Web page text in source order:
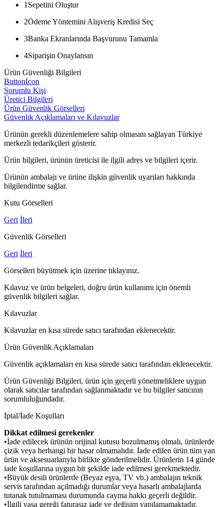
1 Sepetini Oluştur
2Ödeme Yöntemini Alışveriş Kredisi Seç
3Banka Ekranlarında Başvurunu Tamamla
4Siparişin Onaylansın
Ürün Güvenliği Bilgileri
ButtonIcon
Sorumlu Kişi
Üretici Bilgileri
Ürün Güvenlik Görselleri
Güvenlik Açıklamaları ve Kılavuzlar
Ürünün gerekli düzenlemelere sahip olmasını sağlayan Türkiye
merkezli tedarikçileri gösterir.
Ürün bilgileri, ürünün üreticisi ile ilgili adres ve bilgileri içerir.
Ürünün ambalajı ve ürüne ilişkin güvenlik uyarıları hakkında
bilgilendirme sağlar.
Kutu Görselleri
Geri İleri
Güvenlik Görselleri
Geri İleri
Görselleri büyütmek için üzerine tıklayınız.
Kılavuz ve ürün belgeleri, doğru ürün kullanımı için önemli
güvenlik bilgileri sağlar.
Kılavuzlar
Kılavuzlar en kısa sürede satıcı tarafından eklenecektir.
Ürün Güvenlik Açıklamaları
Güvenlik açıklamaları en kısa sürede satıcı tarafından eklenecektir.
Ürün Güvenliği Bilgileri, ürün için geçerli yönetmeliklere uygun
olarak satıcılar tarafından sağlanmaktadır ve bu bilgiler satıcının
sorumluluğundadır.
İptal/İade Koşulları
Dikkat edilmesi gerekenler
•İade edilecek ürünün orijinal kutusu bozulmamış olmalı, ürünlerde
çizik veya herhangi bir hasar olmamalıdır. İade edilen ürün tüm yan
ürün ve aksesuarlarıyla birlikte gönderilmelidir. Ürünlerin 14 günde
iade koşullarına uygun bir şekilde iade edilmesi gerekmektedir.
•Büyük desili ürünlerde (Beyaz eşya, TV vb.) ambalajın teknik
servis tarafından açılmadığı durumlar veya hasarlı ambalajlarda
tutanak tutulmaması durumunda cayma hakkı geçerli değildir.
•İlgili yasa gereği faturasız iade ve değişim yapılamamaktadır.